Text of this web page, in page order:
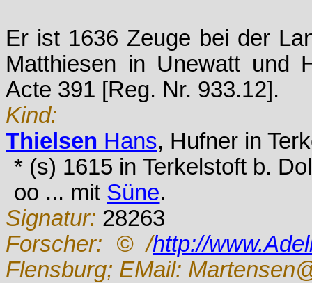
Er ist 1636 Zeuge bei der
Matthiesen in Unewatt und
Acte 391 [Reg. Nr. 933.12].
Kind:
Thielsen Hans, Hufner in
* (s) 1615 in Terkelstoft b.
oo ... mit Süne.
Signatur: 28263
Forscher: © /http://
Flensburg; EMail: